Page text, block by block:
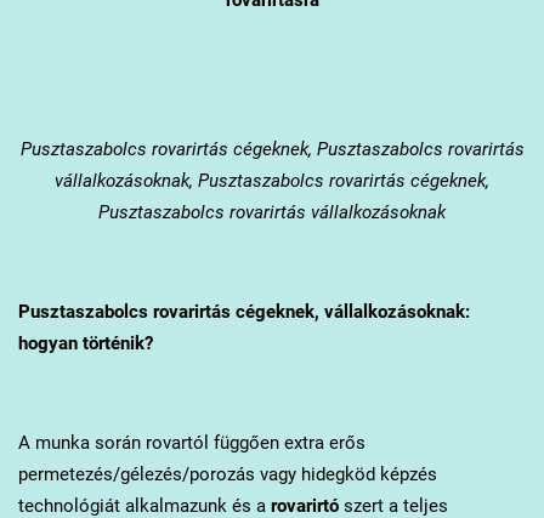
Pusztaszabolcs rovarirtás cégeknek, Pusztaszabolcs rovarirtás
vállalkozásoknak, Pusztaszabolcs rovarirtás cégeknek,
Pusztaszabolcs rovarirtás vállalkozásoknak
Pusztaszabolcsrovarirtás cégeknek, vállalkozásoknak:
hogyan történik?
A munka során rovartól függően extra erős
permetezés/gélezés/porozás vagy hidegköd képzés
technológiát alkalmazunk és a rovarirtószert a teljes